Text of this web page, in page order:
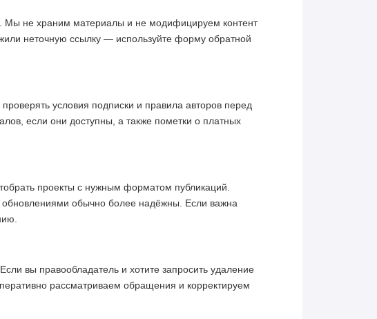
Мы не храним материалы и не модифицируем контент
неточную ссылку — используйте форму обратной
условия подписки и правила авторов перед
если они доступны, а также пометки о платных
проекты с нужным форматом публикаций.
обновлениями обычно более надёжны. Если важна
вы правообладатель и хотите запросить удаление
рассматриваем обращения и корректируем